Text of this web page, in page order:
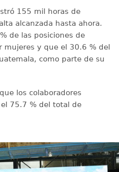
155 mil horas de
alcanzada hasta ahora.
de las posiciones de
mujeres y que el 30.6 % del
como parte de su
los colaboradores
75.7 % del total de